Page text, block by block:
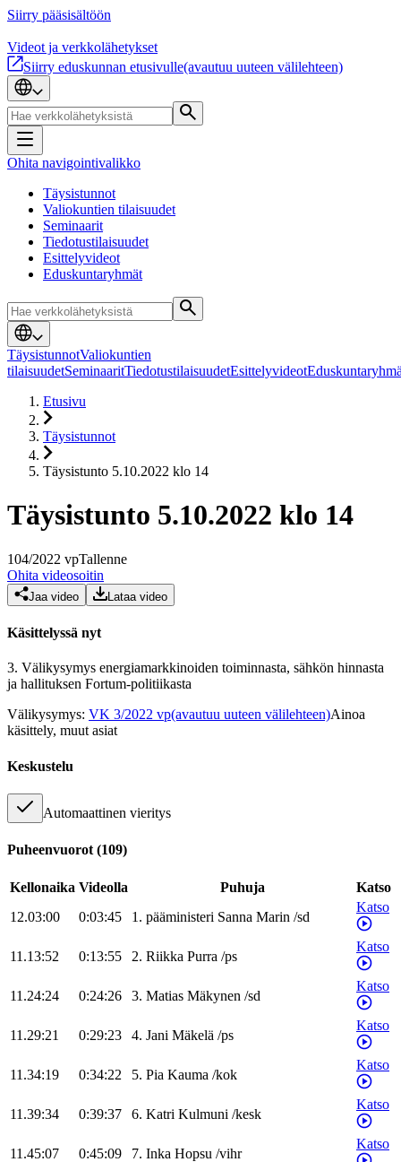
Siirry pääsisältöön
Videot ja verkkolähetykset
Siirry eduskunnan etusivulle(avautuu uuteen välilehteen)
Ohita navigointivalikko
Täysistunnot
Valiokuntien tilaisuudet
Seminaarit
Tiedotustilaisuudet
Esittelyvideot
Eduskuntaryhmät
TäysistunnotValiokuntien
tilaisuudetSeminaaritTiedotustilaisuudetEsittelyvideot
Etusivu
Täysistunnot
Täysistunto 5.10.2022 klo 14
Täysistunto 5.10.2022 klo 14
104/2022 vpTallenne
Ohita videosoitin
Jaa video Lataa video
Käsittelyssä nyt
3. Välikysymys energiamarkkinoiden toiminnasta, sähkön hinnasta
ja hallituksen Fortum-politiikasta
Välikysymys: VK 3/2022 vp(avautuu uuteen välilehteen)Ainoa
käsittely, muut asiat
Keskustelu
Automaattinen vieritys
Puheenvuorot (109)
Kellonaika Videolla Puhuja
Katso
12.03:00
0:03:45 1. pääministeri Sanna Marin /sd
Katso
11.13:52 0:13:55 2. Riikka Purra /ps
Katso
11.24:24 0:24:26 3. Matias Mäkynen /sd
Katso
11.29:21 0:29:23 4. Jani Mäkelä /ps
Katso
11.34:19 0:34:22 5. Pia Kauma /kok
Katso
11.39:34 0:39:37 6. Katri Kulmuni /kesk
Katso
11.45:07 0:45:09 7. Inka Hopsu /vihr
Katso